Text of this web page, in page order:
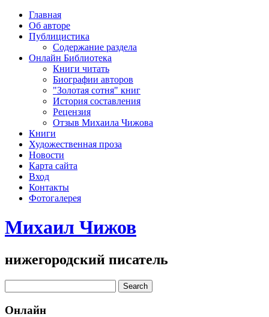
Главная
Об авторе
Публицистика
Содержание раздела
Онлайн Библиотека
Книги читать
Биографии авторов
"Золотая сотня" книг
История составления
Рецензия
Отзыв Михаила Чижова
Книги
Художественная проза
Новости
Карта сайта
Вход
Контакты
Фотогалерея
Михаил Чижов
нижегородский писатель
Онлайн